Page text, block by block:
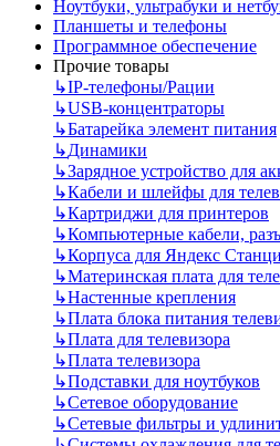
Ноутбуки, ультрабуки и
Планшеты и телефоны
Программное обеспечение
Прочие товары
↳IP‑телефоны/Рации
↳USB-концентраторы
↳Батарейка элемент питания
↳Динамики
↳Зарядное устройство для
↳Кабели и шлейфы для
↳Картриджи для принтеров
↳Компьютерные кабели,
↳Корпуса для Яндекс
↳Материнская плата для
↳Настенные крепления
↳Плата блока питания
↳Плата для телевизора
↳Плата телевизора
↳Подставки для ноутбуков
↳Сетевое оборудование
↳Сетевые фильтры и